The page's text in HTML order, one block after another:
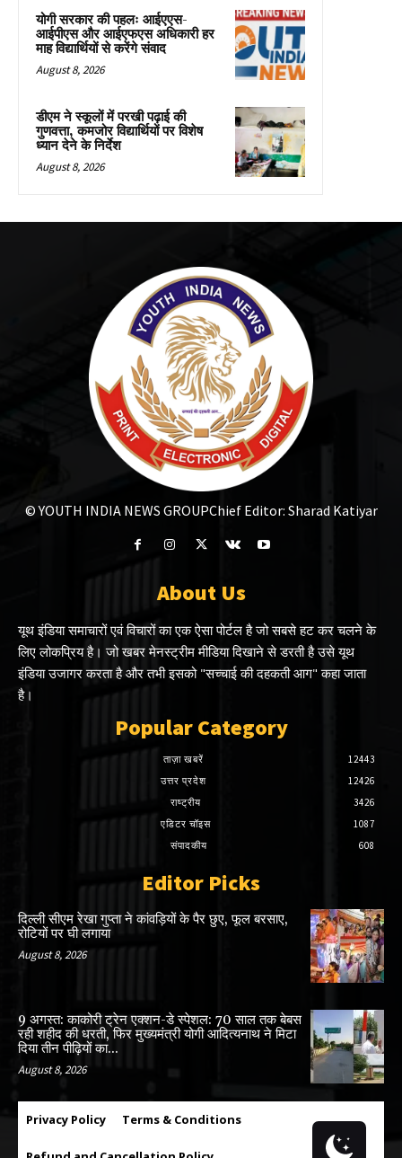
योगी सरकार की पहलः आईएएस-
आईपीएस और आईएफएस अधिकारी हर
माह विद्यार्थियों से करेंगे संवाद
August 8, 2026
डीएम ने स्कूलों में परखी पढ़ाई की
गुणवत्ता, कमजोर विद्यार्थियों पर विशेष
ध्यान देने के निर्देश
August 8, 2026
© YOUTH INDIA NEWS GROUPChief Editor: Sharad Katiyar
About Us
यूथ इंडिया समाचारों एवं विचारों का एक ऐसा पोर्टल है जो सबसे हट कर चलने के
लिए लोकप्रिय है। जो खबर मेनस्ट्रीम मीडिया दिखाने से डरती है उसे यूथ
इंडिया उजागर करता है और तभी इसको "सच्चाई की दहकती आग" कहा जाता
है।
Popular Category
ताज़ा खबरें
12443
उत्तर प्रदेश
12426
राष्ट्रीय
3426
एडिटर चॉइस
1087
संपादकीय
608
Editor Picks
दिल्ली सीएम रेखा गुप्ता ने कांवड़ियों के पैर छुए, फूल बरसाए,
रोटियों पर घी लगाया
August 8, 2026
9 अगस्त: काकोरी ट्रेन एक्शन-डे स्पेशल: 70 साल तक बेबस
रही शहीद की धरती, फिर मुख्यमंत्री योगी आदित्यनाथ ने मिटा
दिया तीन पीढ़ियों का...
August 8, 2026
Privacy Policy Terms & Conditions